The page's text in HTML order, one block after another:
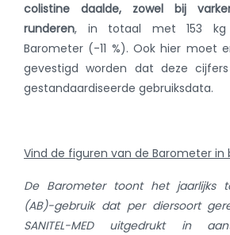
colistine daalde, zowel bij
runderen, in totaal met 153 kg
Barometer (-11 %). Ook hier moet
gevestigd worden dat deze
gestandaardiseerde gebruiksdata.
Vind de figuren van de Barometer in
De Barometer toont het jaarlijks
(AB)-gebruik dat per diersoort
SANITEL-MED uitgedrukt in